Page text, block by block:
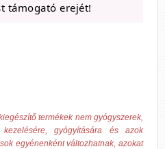
támogató erejét!
termékek nem gyógyszerek,
gyógyítására és azok
egyénenként változhatnak, azokat